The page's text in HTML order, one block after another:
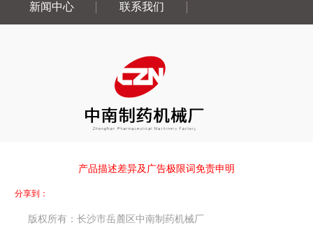
新闻中心
联系我们
产品描述差异及广告极限词免责申明
分享到：
版权所有：长沙市岳麓区中南制药机械厂